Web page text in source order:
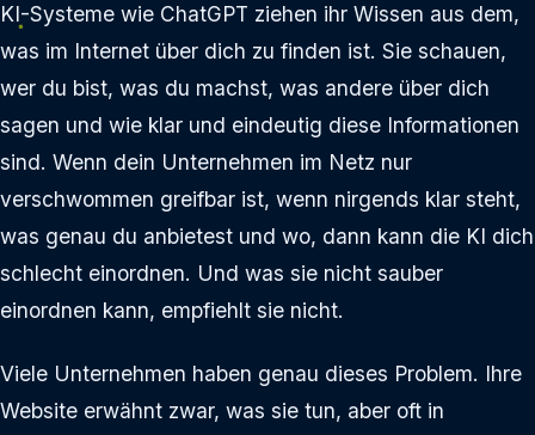
KI-Systeme wie ChatGPT ziehen ihr Wissen aus dem,
was im Internet über dich zu finden ist. Sie schauen,
wer du bist, was du machst, was andere über dich
sagen und wie klar und eindeutig diese Informationen
sind. Wenn dein Unternehmen im Netz nur
verschwommen greifbar ist, wenn nirgends klar steht,
was genau du anbietest und wo, dann kann die KI dich
schlecht einordnen. Und was sie nicht sauber
einordnen kann, empfiehlt sie nicht.
Viele Unternehmen haben genau dieses Problem. Ihre
Website erwähnt zwar, was sie tun, aber oft in